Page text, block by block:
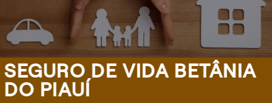
SEGURO DE VIDA BETÂNIA
DO PIAUÍ